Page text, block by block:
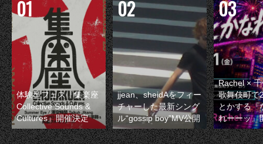
体験型フェス『集楽座
Collective Sounds &
Cultures』開催決定
jjean、sheidAをフィー
チャーした最新シング
ル“gossip boy”MV公開
Rachel ×
歌舞伎町で
とかする『
れーーッ』